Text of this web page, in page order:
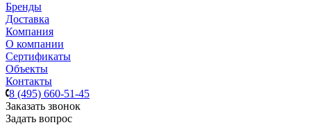
Бренды
Доставка
Компания
О компании
Сертификаты
Объекты
Контакты
8 (495) 660-51-45
Заказать звонок
Задать вопрос